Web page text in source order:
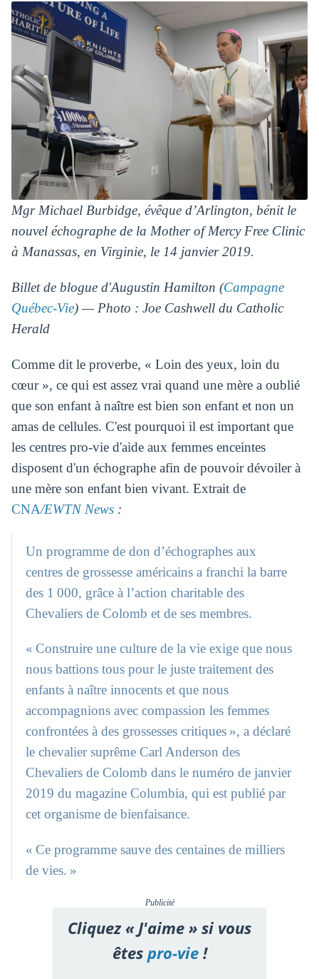
Mgr Michael Burbidge, évêque d’Arlington, bénit le
nouvel échographe de la Mother of Mercy Free Clinic
à Manassas, en Virginie, le 14 janvier 2019.
Billet de blogue d'Augustin Hamilton (Campagne
Québec-Vie) — Photo : Joe Cashwell du Catholic
Herald
Comme dit le proverbe, « Loin des yeux, loin du
cœur », ce qui est assez vrai quand une mère a oublié
que son enfant à naître est bien son enfant et non un
amas de cellules. C'est pourquoi il est important que
les centres pro-vie d'aide aux femmes enceintes
disposent d'un échographe afin de pouvoir dévoiler à
une mère son enfant bien vivant. Extrait de
CNA/EWTN News:
Un programme de don d’échographes aux
centres de grossesse américains a franchi la barre
des 1 000, grâce à l’action charitable des
Chevaliers de Colomb et de ses membres.
« Construire une culture de la vie exige que nous
nous battions tous pour le juste traitement des
enfants à naître innocents et que nous
accompagnions avec compassion les femmes
confrontées à des grossesses critiques », a déclaré
le chevalier suprême Carl Anderson des
Chevaliers de Colomb dans le numéro de janvier
2019 du magazine Columbia, qui est publié par
cet organisme de bienfaisance.
« Ce programme sauve des centaines de milliers
de vies. »
Publicité
Cliquez « J'aime » si vous
êtespro-vie!